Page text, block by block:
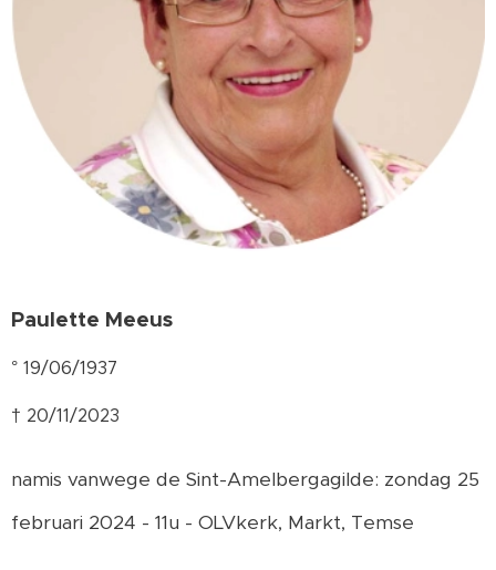
Paulette Meeus
° 19/06/1937
† 20/11/2023
namis vanwege de Sint-Amelbergagilde: zondag 25
februari 2024 - 11u - OLVkerk, Markt, Temse